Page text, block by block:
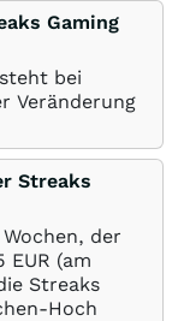
Gaming
bei
Veränderung
Streaks
der
EUR (am
Streaks
Hoch